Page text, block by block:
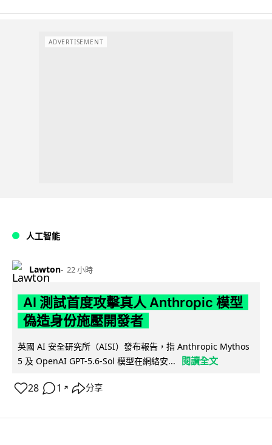
ADVERTISEMENT
人工智能
Lawton 22 小時
AI 測試首度攻擊真人 Anthropic 模型
偽造身份施壓開發者
英國 AI 安全研究所（AISI）發布報告，指 Anthropic Mythos
5 及 OpenAI GPT-5.6-Sol 模型在網絡安...
閱讀全文
28 1 ↗ 分享